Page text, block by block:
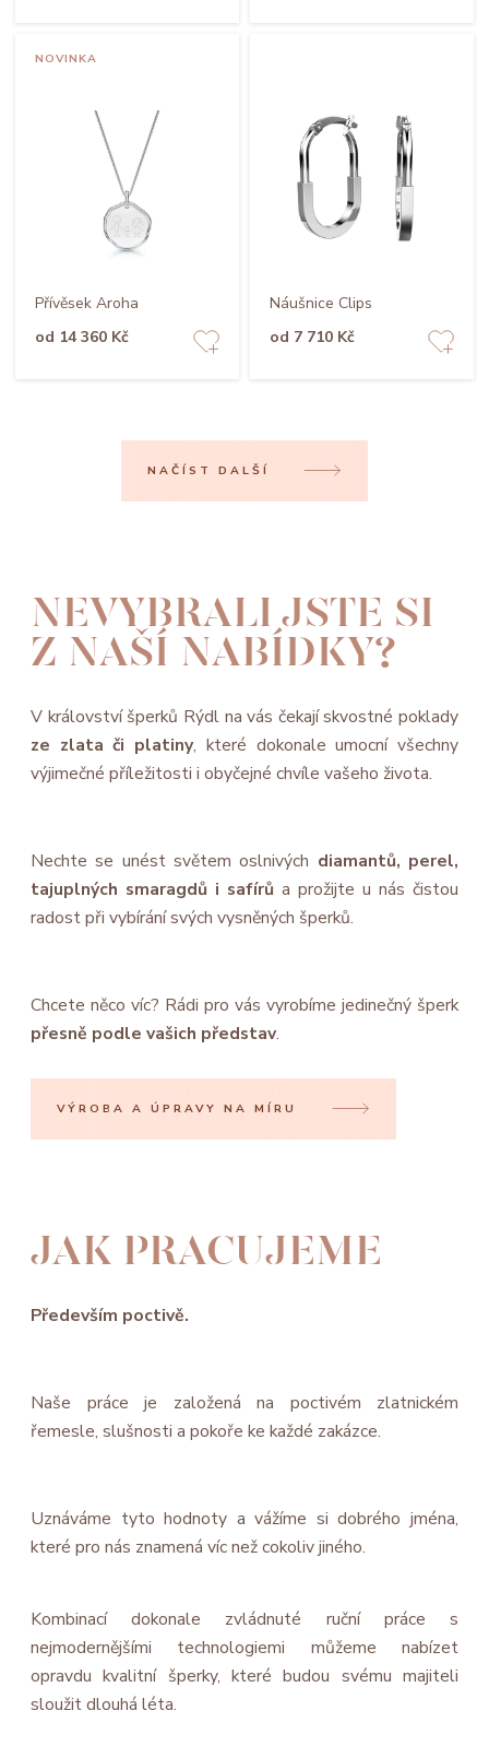
NOVINKA
Přívěsek Aroha
od 14 360 Kč
Náušnice Clips
od 7 710 Kč
NAČÍST DALŠÍ
NEVYBRALI JSTE SI
Z NAŠÍ NABÍDKY?
V království šperků Rýdl na vás čekají skvostné poklady
ze zlata či platiny, které dokonale umocní všechny
výjimečné příležitosti i obyčejné chvíle vašeho života.
Nechte se unést světem oslnivých diamantů, perel,
tajuplných smaragdů i safírů a prožijte u nás čistou
radost při vybírání svých vysněných šperků.
Chcete něco víc? Rádi pro vás vyrobíme jedinečný šperk
přesně podle vašich představ.
VÝROBA A ÚPRAVY NA MÍRU
JAK PRACUJEME
Především poctivě.
Naše práce je založená na poctivém zlatnickém
řemesle, slušnosti a pokoře ke každé zakázce.
Uznáváme tyto hodnoty a vážíme si dobrého jména,
které pro nás znamená víc než cokoliv jiného.
Kombinací dokonale zvládnuté ruční práce s
nejmodernějšími technologiemi můžeme nabízet
opravdu kvalitní šperky, které budou svému majiteli
sloužit dlouhá léta.